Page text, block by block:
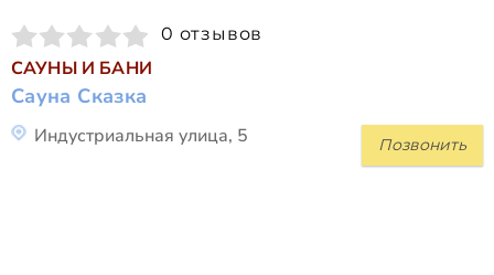
0 отзывов
САУНЫ И БАНИ
Сауна Сказка
Позвонить
Индустриальная улица, 5